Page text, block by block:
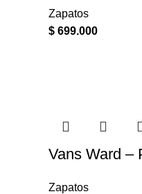
Zapatos
$699.000
Vans Ward –
Zapatos